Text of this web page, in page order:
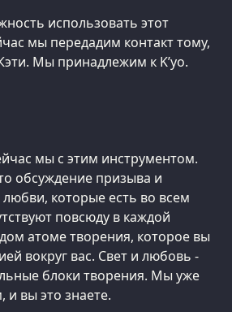
использовать этот
мы передадим контакт тому,
Мы принадлежим к K’уо.
мы с этим инструментом.
обсуждение призыва и
любви, которые есть во всем
повсюду в каждой
атоме творения, которое вы
вокруг вас. Свет и любовь -
блоки творения. Мы уже
и вы это знаете.